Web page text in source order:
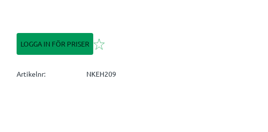
LOGGA IN FÖR PRISER Lägg till i favoriter
Artikelnr NKEH209